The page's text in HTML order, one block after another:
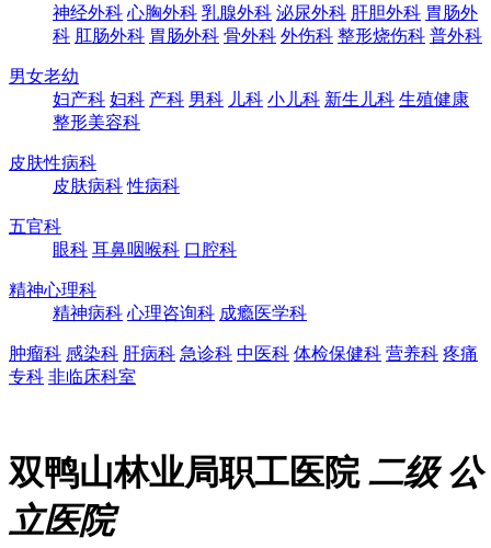
神经外科 心胸外科 乳腺外科 泌尿外科 肝胆外科 胃肠外
科 肛肠外科 胃肠外科 骨外科 外伤科 整形烧伤科 普外科
男女老幼
妇产科 妇科 产科 男科 儿科 小儿科 新生儿科 生殖健康
整形美容科
皮肤性病科
皮肤病科 性病科
五官科
眼科 耳鼻咽喉科 口腔科
精神心理科
精神病科 心理咨询科 成瘾医学科
肿瘤科 感染科 肝病科 急诊科 中医科 体检保健科 营养科 疼痛
专科 非临床科室
双鸭山林业局职工医院二级 公
立医院